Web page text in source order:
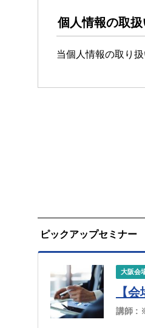
個人情報の取扱
当個人情報の取り
株式会社ブレイン
弊社は取得する個
当サービスを実施
2. 閲覧履歴、お問
内容を分析し、興
ピックアップセミナー
大阪会
【
講師 :